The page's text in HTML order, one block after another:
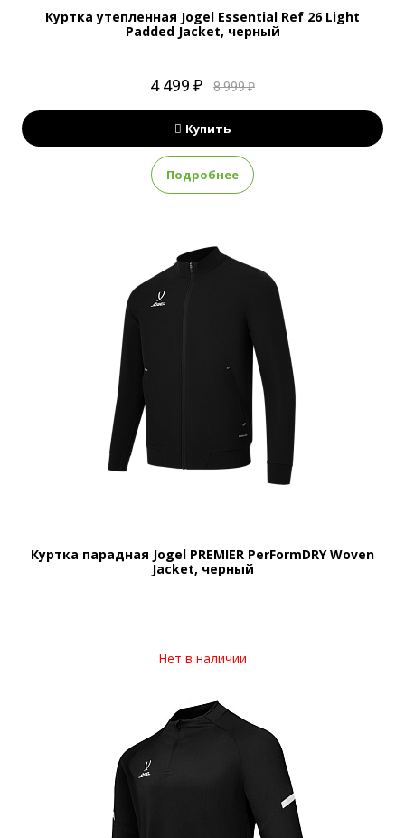
Куртка утепленная Jogel Essential Ref 26 Light
Padded Jacket, черный
4 499 ₽ 8 999 ₽
Купить
Подробнее
Куртка парадная Jogel PREMIER PerFormDRY Woven
Jacket, черный
Нет в наличии